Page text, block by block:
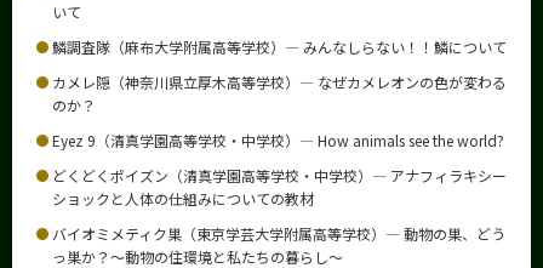
いて
鱗調査隊（麻布大学附属高等学校）― みんなしらない！！鱗について
カメレ隠（神奈川県立厚木高等学校）― なぜカメレオンの色が変わる
のか？
Eyez 9（清真学園高等学校・中学校）― How animals see the world?
どくどくポイズン（清真学園高等学校・中学校）― アナフィラキシー
ショックと人体の仕組みについての教材
バイオミメティク巣（東京学芸大学附属高等学校）― 動物の巣、どう
っ巣か？～動物の住環境と私たちの暮らし～
課程別
イベントカレンダー
Event Calendar
サイト構成